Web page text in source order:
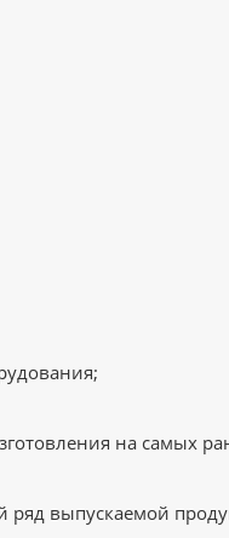
на самых
ряд выпускаемой